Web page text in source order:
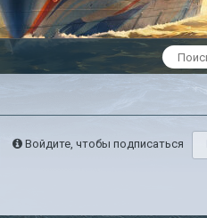
Войдите, чтобы подписаться